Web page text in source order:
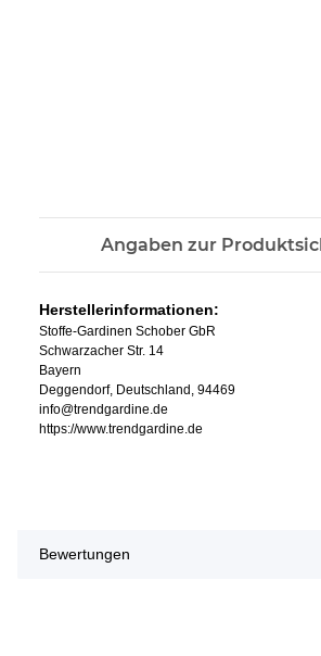
Angaben zur
Herstellerinformationen:
Stoffe-Gardinen Schober GbR
Schwarzacher Str. 14
Bayern
Deggendorf, Deutschland, 94469
info@trendgardine.de
https://www.trendgardine.de
Bewertungen